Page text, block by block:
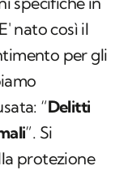
nato così il
per gli
“Delitti
”. Si
protezione